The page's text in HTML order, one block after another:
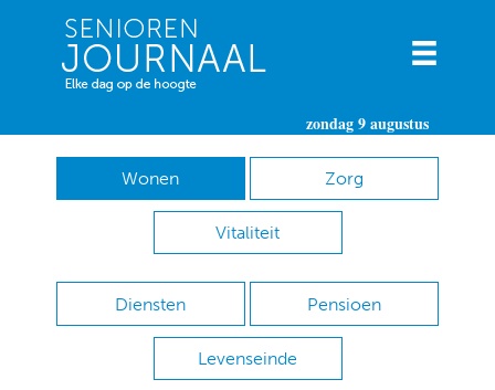
zondag 9 augustus
Wonen Zorg
Vitaliteit
Diensten Pensioen
Levenseinde